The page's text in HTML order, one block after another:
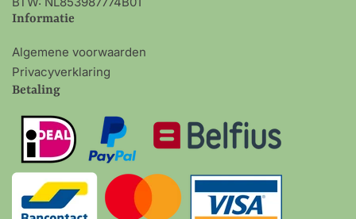
Informatie
Algemene voorwaarden
Privacyverklaring
Betaling